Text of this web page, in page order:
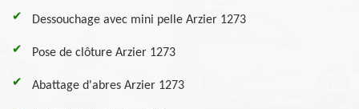
Dessouchage avec mini pelle Arzier 1273
Pose de clôture Arzier 1273
Abattage d'abres Arzier 1273